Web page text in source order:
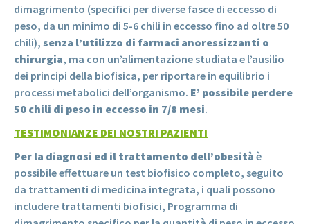
dimagrimento (specifici per diverse fasce di eccesso di
peso, da un minimo di 5-6 chili in eccesso fino ad oltre 50
chili), senza l’utilizzo di farmaci anoressizzanti o
chirurgia, ma con un’alimentazione studiata e l’ausilio
dei principi della biofisica, per riportare in equilibrio i
processi metabolici dell’organismo. E’ possibile perdere
50 chili di peso in eccesso in 7/8 mesi.
TESTIMONIANZE DEI NOSTRI PAZIENTI
Per la diagnosi ed il trattamento dell’obesità è
possibile effettuare un test biofisico completo, seguito
da trattamenti di medicina integrata, i quali possono
includere trattamenti biofisici, Programma di